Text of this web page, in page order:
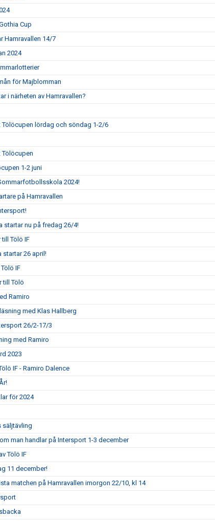
Cup
Hamravallen 14/7
2024
för Majblomman
i närheten av Hamravallen?
lördag och söndag 1-2/6
1-2 juni
2024!
på Hamravallen
startar nu på fredag 26/4!
till Tölö IF
26 april!
IF
till Tölö
Ramiro
med Klas Hallberg
26/2-17/3
med Ramiro
2023
IF - Ramiro Dalence
för 2024
säljtävling
man handlar på Intersport 1-3 december
Tölö IF
11 december!
matchen på Hamravallen imorgon 22/10, kl 14